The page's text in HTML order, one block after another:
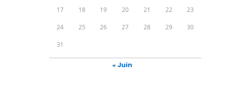
17 18 19 20 21 22 23
24 25 26 27 28 29 30
31
« Juin